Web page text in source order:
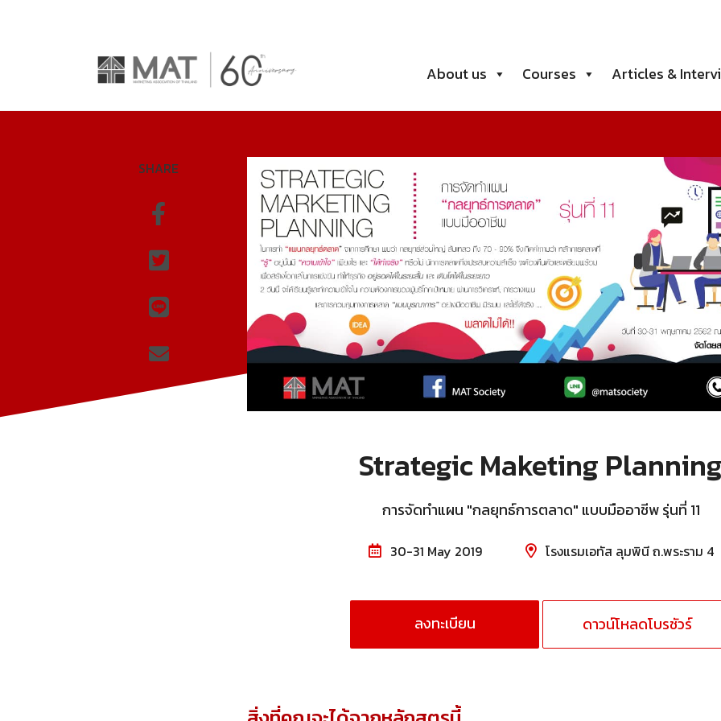
About us Courses Articles &
SHARE
Strategic Maketing
การจัดทำแผน "กลยุทธ์การตลาด" แบบมืออาชีพ รุ่นที่ 11
30-31 May 2019 โรงแรมเอทัส ลุมพินี ถ.พระราม 4
ลงทะเบียน ดาวน์โหลดโบรชัวร์